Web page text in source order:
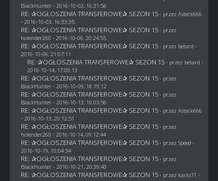
BlackHunter- 2016-10-02, 16:31:56
RE: ✰OGŁOSZENIA TRANSFEROWE✰ SEZON 15 - przez Asteck666
- 2016-10-03, 16:33:35
RE: ✰OGŁOSZENIA TRANSFEROWE✰ SEZON 15 - przez
holender260 - 2016-10-06, 20:24:55
RE: ✰OGŁOSZENIA TRANSFEROWE✰ SEZON 15 - przez betard -
2016-10-06, 21:07:11
RE: ✰OGŁOSZENIA TRANSFEROWE✰ SEZON 15 - przez betard -
2016-10-14, 17:00:13
RE: ✰OGŁOSZENIA TRANSFEROWE✰ SEZON 15 - przez
BlackHunter- 2016-10-09, 18:19:12
RE: ✰OGŁOSZENIA TRANSFEROWE✰ SEZON 15 - przez
BlackHunter- 2016-10-13, 10:03:56
RE: ✰OGŁOSZENIA TRANSFEROWE✰ SEZON 15 - przez Asteck666
- 2016-10-13, 20:12:51
RE: ✰OGŁOSZENIA TRANSFEROWE✰ SEZON 15 - przez
holender260 - 2016-10-14, 09:12:44
RE: ✰OGŁOSZENIA TRANSFEROWE✰ SEZON 15 - przez Speed -
2016-10-19, 10:04:34
RE: ✰OGŁOSZENIA TRANSFEROWE✰ SEZON 15 - przez
BlackHunter- 2016-10-21, 20:39:40
RE: ✰OGŁOSZENIA TRANSFEROWE✰ SEZON 15 - przez karlo71 -